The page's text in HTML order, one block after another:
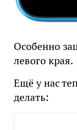
Особенно
левого края.
Ещё у нас
делать: